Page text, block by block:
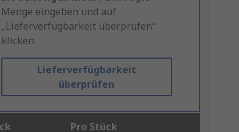
Menge eingeben und auf
„Lieferverfügbarkeit überprüfen“
klicken.
Lieferverfügbarkeit
überprüfen
Pro Stück